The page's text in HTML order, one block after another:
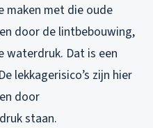
maken met die oude
door de lintbebouwing,
waterdruk. Dat is een
lekkagerisico’s zijn hier
door
staan.